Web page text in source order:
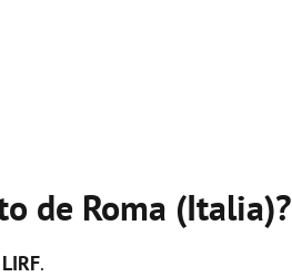
de Roma (Italia)?
LIRF.